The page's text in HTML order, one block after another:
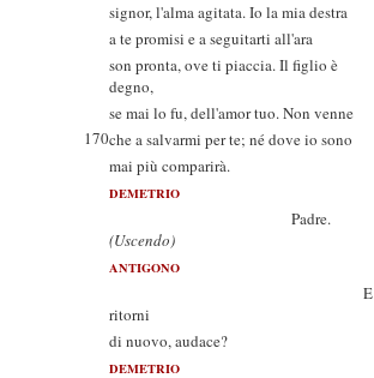
signor, l'alma agitata. Io la mia destra
a te promisi e a seguitarti all'ara
son pronta, ove ti piaccia. Il figlio è
degno,
se mai lo fu, dell'amor tuo. Non venne
170che a salvarmi per te; né dove io sono
mai più comparirà.
DEMETRIO
Padre.
(Uscendo)
ANTIGONO
E
ritorni
di nuovo, audace?
DEMETRIO